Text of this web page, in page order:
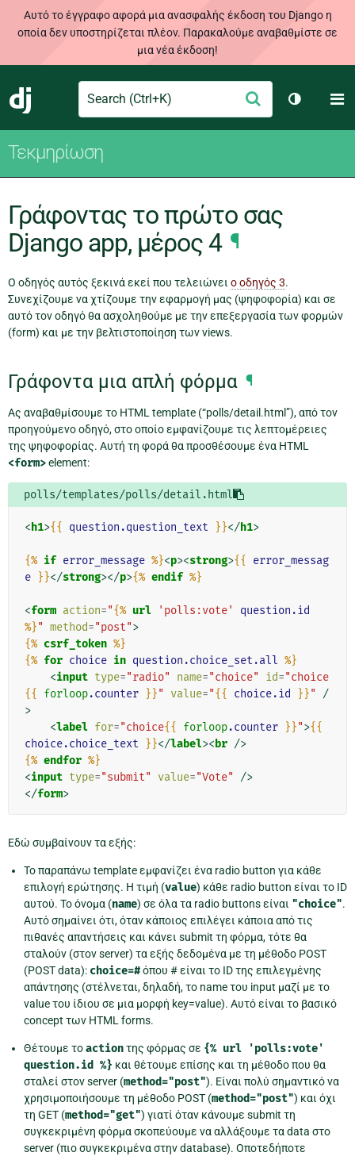
Αυτό το έγγραφο αφορά μια ανασφαλής έκδοση του Django η
οποία δεν υποστηρίζεται πλέον. Παρακαλούμε αναβαθμίστε σε
μια νέα έκδοση!
Django
Search Υποβολή
Toggle
Τεκμηρίωση
Γράφοντας το πρώτο σας
Django app, μέρος 4 ¶
Ο οδηγός αυτός ξεκινά εκεί που τελειώνει ο οδηγός 3.
Συνεχίζουμε να χτίζουμε την εφαρμογή μας (ψηφοφορία) και σε
αυτό τον οδηγό θα ασχοληθούμε με την επεξεργασία των φορμών
(form) και με την βελτιστοποίηση των views.
Γράφοντα μια απλή φόρμα ¶
Ας αναβαθμίσουμε το HTML template (“polls/detail.html”), από τον
προηγούμενο οδηγό, στο οποίο εμφανίζουμε τις λεπτομέρειες
της ψηφοφορίας. Αυτή τη φορά θα προσθέσουμε ένα HTML
<form>element:
polls/templates/polls/detail.html
<h1>{{ question.question_text }}</h1>
{% if error_message %}<p><strong>{{
error_messag
e }}</strong></p>{% endif %}
<form action="{% url 'polls:vote'
question.id
%}" method="post">
{% csrf_token %}
{% for choice in question.choice_set.all %}
<input type="radio" name="choice" id="choice
{{
forloop.counter }}" value="{{ choice.id }}"
/
>
<label for="choice{{ forloop.counter }}">{{
choice.choice_text
}}</label><br />
{% endfor %}
<input type="submit" value="Vote"
/>
</form>
Εδώ συμβαίνουν τα εξής:
Το παραπάνω template εμφανίζει ένα radio button για κάθε
επιλογή ερώτησης. Η τιμή (value) κάθε radio button είναι το ID
αυτού. Το όνομα (name) σε όλα τα radio buttons είναι "choice".
Αυτό σημαίνει ότι, όταν κάποιος επιλέγει κάποια από τις
πιθανές απαντήσεις και κάνει submit τη φόρμα, τότε θα
σταλούν (στον server) τα εξής δεδομένα με τη μέθοδο POST
(POST data): choice=#όπου # είναι το ID της επιλεγμένης
απάντησης (στέλνεται, δηλαδή, το name του input μαζί με το
value του ίδιου σε μια μορφή key=value). Αυτό είναι το βασικό
concept των HTML forms.
Θέτουμε τοactionτης φόρμας σε {% url
'polls:vote'
question.id %} και θέτουμε επίσης και τη μέθοδο που θα
σταλεί στον server (method="post"). Είναι πολύ σημαντικό να
χρησιμοποιήσουμε τη μέθοδο POST (method="post") και όχι
τη GET (method="get") γιατί όταν κάνουμε submit τη
συγκεκριμένη φόρμα σκοπεύουμε να αλλάξουμε τα data στο
server (πιο συγκεκριμένα στην database). Οποτεδήποτε